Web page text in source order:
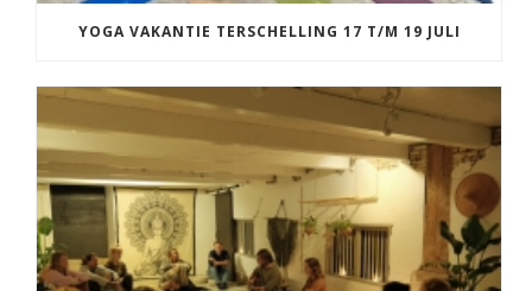
YOGA VAKANTIE TERSCHELLING 17 T/M 19 JULI